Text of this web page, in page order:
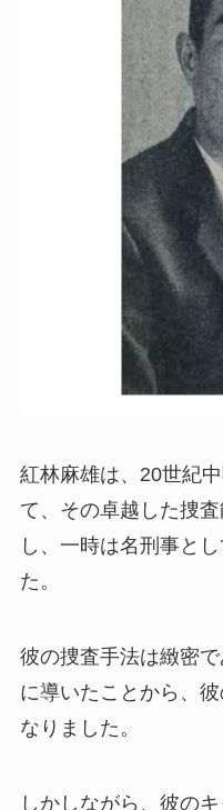
紅林麻雄は、20世紀
て、その卓越した捜
し、一時は名刑事と
た。
彼の捜査手法は緻密
に導いたことから、
なりました。
しかしながら、彼の